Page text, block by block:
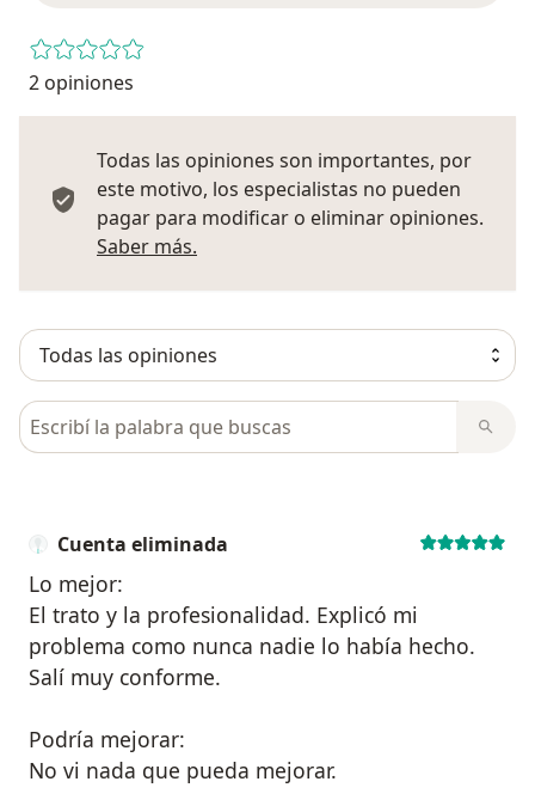
2 opiniones
Todas las opiniones son importantes, por
este motivo, los especialistas no pueden
pagar para modificar o eliminar opiniones.
Saber más.
Busca en opiniones
Cuenta eliminada
Lo mejor:
El trato y la profesionalidad. Explicó mi
problema como nunca nadie lo había hecho.
Salí muy conforme.
Podría mejorar:
No vi nada que pueda mejorar.